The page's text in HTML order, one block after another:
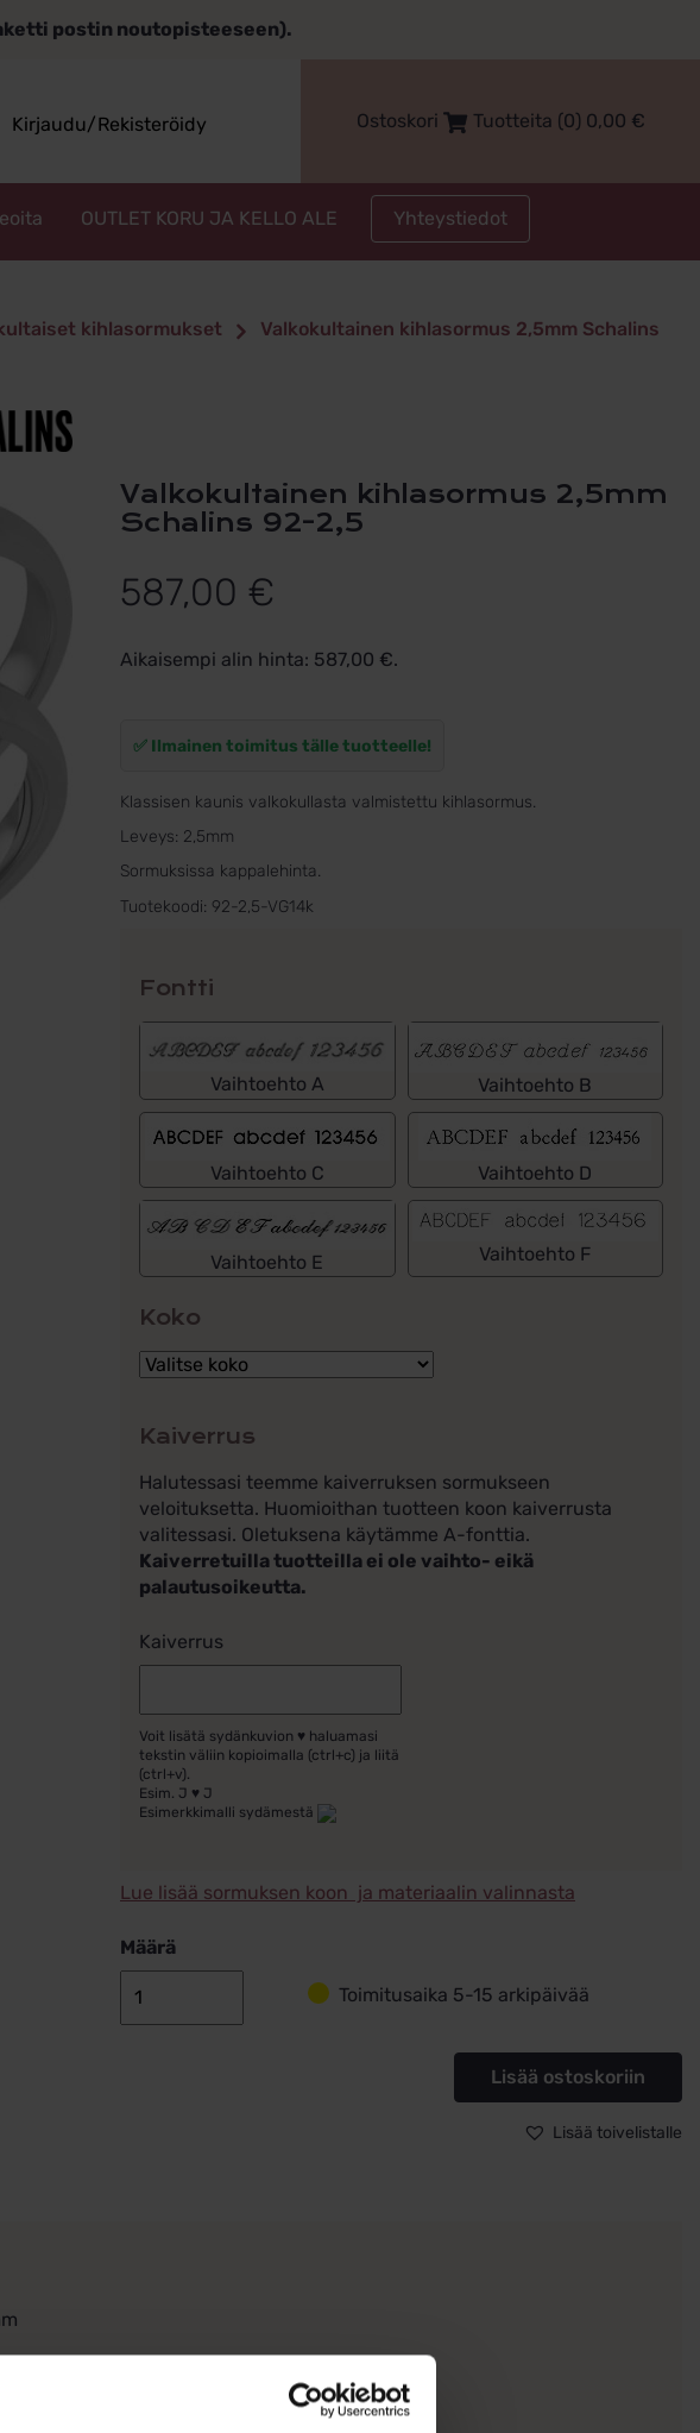
postin noutopisteeseen).
Kirjaudu/Rekisteröidy Ostoskori Tuotteita (0) 0,00 €
OUTLET KORU JA KELLO ALE Yhteystiedot
kihlasormukset
Valkokultainen kihlasormus 2,5mm Schalins
Valkokultainen kihlasormus 2,5mm
Schalins 92-2,5
587,00 €
Aikaisempi alin hinta: 587,00 €.
✅ Ilmainen toimitus tälle tuotteelle!
Klassisen kaunis valkokullasta valmistettu kihlasormus.
Leveys: 2,5mm
Sormuksissa kappalehinta.
Tuotekoodi: 92-2,5-VG14k
Fontti
Vaihtoehto A Vaihtoehto B
Vaihtoehto C Vaihtoehto D
Vaihtoehto E Vaihtoehto F
Koko
Kaiverrus
Halutessasi teemme kaiverruksen sormukseen
veloituksetta. Huomioithan tuotteen koon kaiverrusta
valitessasi. Oletuksena käytämme A-fonttia.
Kaiverretuilla tuotteilla ei ole vaihto- eikä
palautusoikeutta.
Kaiverrus
Voit lisätä sydänkuvion ♥ haluamasi
tekstin väliin kopioimalla (ctrl+c) ja liitä
(ctrl+v).
Esim. J ♥ J
Esimerkkimalli sydämestä
Lue lisää sormuksen koon ja materiaalin valinnasta
Määrä
Valkokultainen
Toimitusaika 5-15 arkipäivää
Lisää ostoskoriin
Lisää toivelistalle